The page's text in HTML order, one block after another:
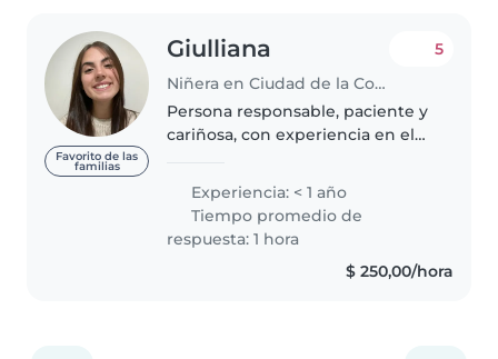
Favorito de las
familias
Giulliana
Niñera en Ciudad de la Costa
5
Persona responsable, paciente y
cariñosa, con experiencia en el
edades. Me destaco por crear un
ambiente seguro y agradable,
fomentar el aprendizaje..
Experiencia: < 1 año
Tiempo promedio de
respuesta: 1 hora
$ 250,00/hora